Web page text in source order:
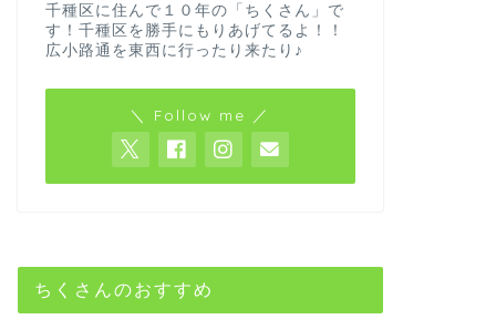
千種区に住んで１０年の「ちくさん」で
す！千種区を勝手にもりあげてるよ！！
広小路通を東西に行ったり来たり♪
＼ Follow me ／
ちくさんのおすすめ